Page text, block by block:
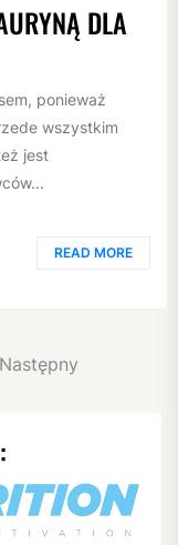
DLA
ponieważ
wszystkim
jest
READ MORE
Następny